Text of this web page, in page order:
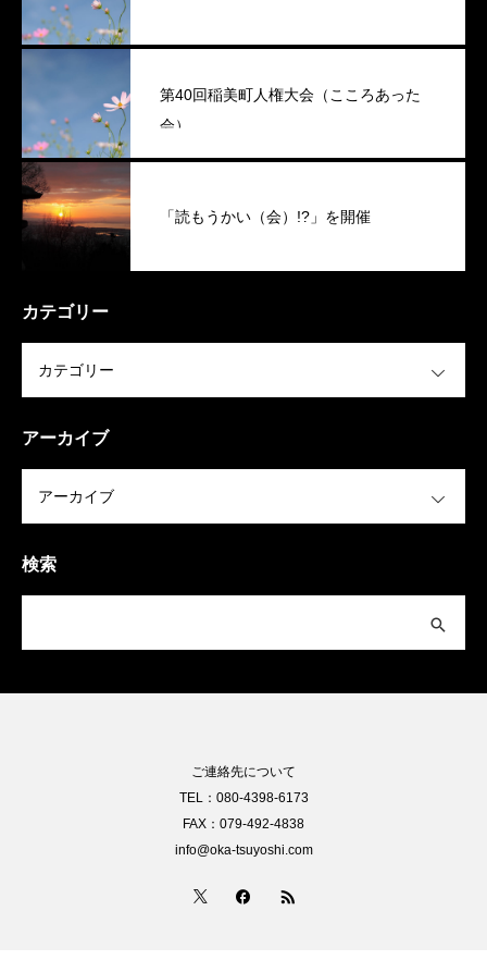
第40回稲美町人権大会（こころあった
会）
「読もうかい（会）!?」を開催
カテゴリー
アーカイブ
検索
ご連絡先について
TEL：080-4398-6173
FAX：079-492-4838
info@oka-tsuyoshi.com